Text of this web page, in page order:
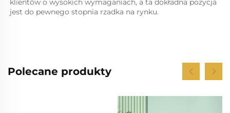
klientów o wysokich wymaganiach, a ta dokładna pozycja
jest do pewnego stopnia rzadka na rynku.
Polecane produkty